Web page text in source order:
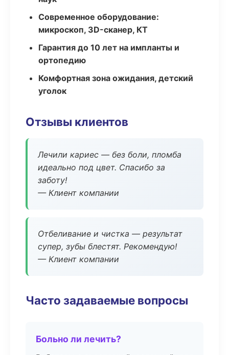
Современное оборудование:
микроскоп, 3D-сканер, КТ
Гарантия до 10 лет на импланты и
ортопедию
Комфортная зона ожидания, детский
уголок
Отзывы клиентов
Лечили кариес — без боли, пломба
идеально под цвет. Спасибо за
заботу!
— Клиент компании
Отбеливание и чистка — результат
супер, зубы блестят. Рекомендую!
— Клиент компании
Часто задаваемые вопросы
Больно ли лечить?